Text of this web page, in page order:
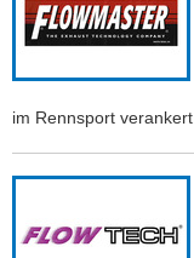
im Rennsport verankert.